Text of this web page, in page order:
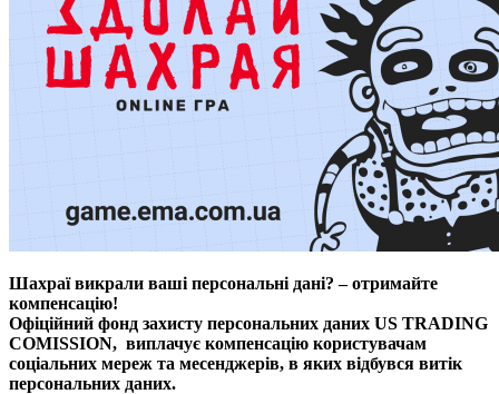
Шахраї викрали ваші персональні дані? – отримайте
компенсацію!
Офіційний фонд захисту персональних даних US TRADING
COMISSION, виплачує компенсацію користувачам
соціальних мереж та месенджерів, в яких відбувся витік
персональних даних.